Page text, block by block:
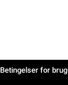
Betingelser for brug